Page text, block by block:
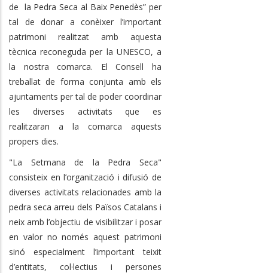
de la Pedra Seca al Baix Penedès” per
tal de donar a conèixer l’important
patrimoni realitzat amb aquesta
tècnica reconeguda per la UNESCO, a
la nostra comarca. El Consell ha
treballat de forma conjunta amb els
ajuntaments per tal de poder coordinar
les diverses activitats que es
realitzaran a la comarca aquests
propers dies.
"La Setmana de la Pedra Seca"
consisteix en l’organització i difusió de
diverses activitats relacionades amb la
pedra seca arreu dels Països Catalans i
neix amb l’objectiu de visibilitzar i posar
en valor no només aquest patrimoni
sinó especialment l’important teixit
d’entitats, col·lectius i persones